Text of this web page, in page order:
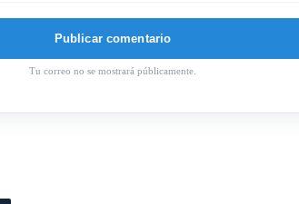
Tu correo no se mostrará públicamente.